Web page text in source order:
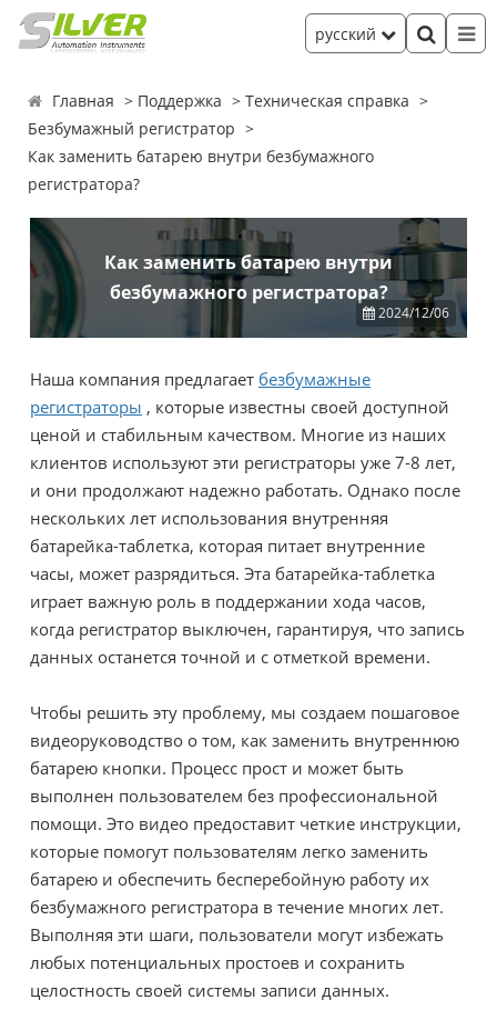
русский
Главная Поддержка
Техническая справка
Безбумажный регистратор
Как заменить батарею внутри безбумажного
регистратора?
Как заменить батарею внутри
безбумажного регистратора?
2024/12/06
Наша компания предлагает безбумажные
регистраторы , которые известны своей доступной
ценой и стабильным качеством. Многие из наших
клиентов используют эти регистраторы уже 7-8 лет,
и они продолжают надежно работать. Однако после
нескольких лет использования внутренняя
батарейка-таблетка, которая питает внутренние
часы, может разрядиться. Эта батарейка-таблетка
играет важную роль в поддержании хода часов,
когда регистратор выключен, гарантируя, что запись
данных останется точной и с отметкой времени.
Чтобы решить эту проблему, мы создаем пошаговое
видеоруководство о том, как заменить внутреннюю
батарею кнопки. Процесс прост и может быть
выполнен пользователем без профессиональной
помощи. Это видео предоставит четкие инструкции,
которые помогут пользователям легко заменить
батарею и обеспечить бесперебойную работу их
безбумажного регистратора в течение многих лет.
Выполняя эти шаги, пользователи могут избежать
любых потенциальных простоев и сохранить
целостность своей системы записи данных.